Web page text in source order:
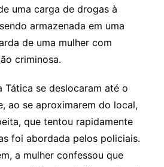
uma carga de drogas à
armazenada em uma
de uma mulher com
criminosa.
Tática se deslocaram até o
ao se aproximarem do local,
que tentou rapidamente
foi abordada pelos policiais.
a mulher confessou que